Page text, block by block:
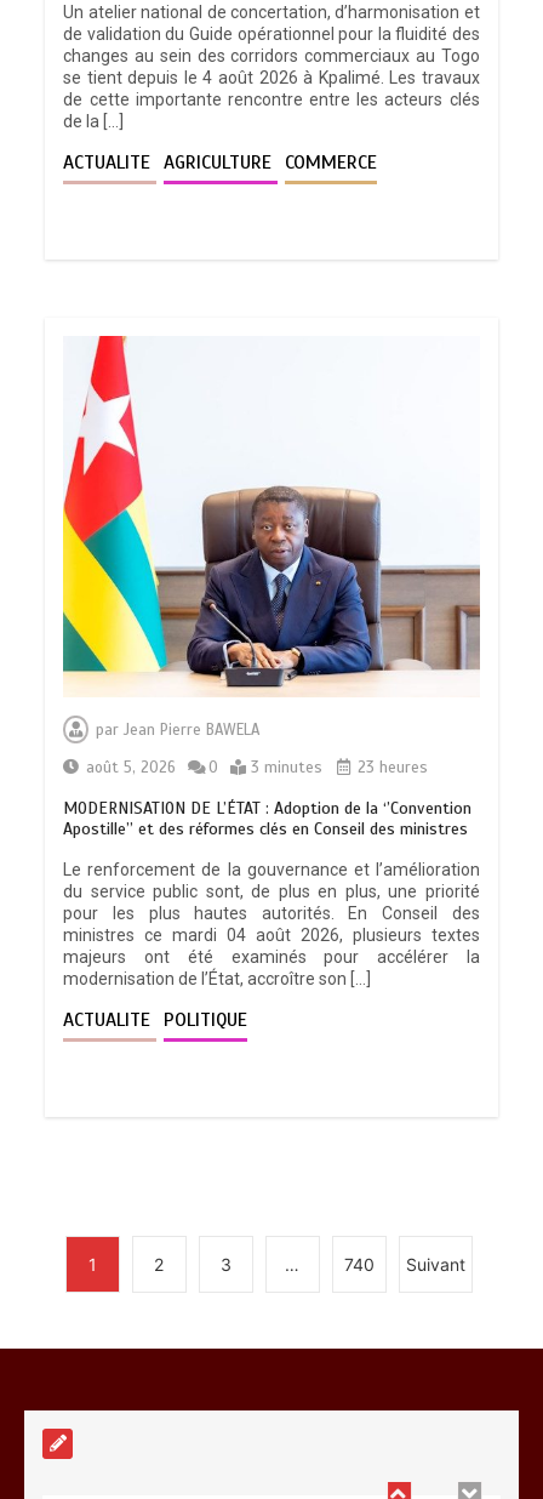
Un atelier national de concertation, d’harmonisation et
de validation du Guide opérationnel pour la fluidité des
changes au sein des corridors commerciaux au Togo
se tient depuis le 4 août 2026 à Kpalimé. Les travaux
de cette importante rencontre entre les acteurs clés
de la […]
ACTUALITE AGRICULTURE COMMERCE
parJean Pierre BAWELA
août 5, 2026
0 3 minutes 23 heures
MODERNISATION DE L’ÉTAT : Adoption de la ‘’Convention
Apostille’’ et des réformes clés en Conseil des ministres
Le renforcement de la gouvernance et l’amélioration
du service public sont, de plus en plus, une priorité
pour les plus hautes autorités. En Conseil des
ministres ce mardi 04 août 2026, plusieurs textes
majeurs ont été examinés pour accélérer la
modernisation de l’État, accroître son […]
ACTUALITE POLITIQUE
1 2 3 … 740 Suivant
DAGL/OCCUPATION ANARCHIQUE DU
trois semaines
5 minutes
CONSEIL DES MINISTRES DU 04 AOUT
2026: Deux (02) projets de loi, trois
(03) décrets et écouté trois (03)
communications …les grandes
décisions…
0